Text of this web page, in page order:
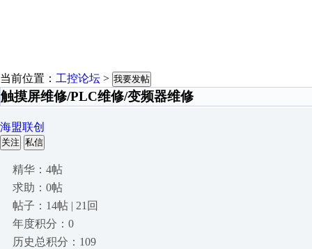
当前位置： 工控论坛 > 我要发帖
触摸屏维修/PLC维修/变频器维修
海盟联创
关注 私信
精华：4帖
求助：0帖
帖子：14帖 | 21回
年度积分：0
历史总积分：109